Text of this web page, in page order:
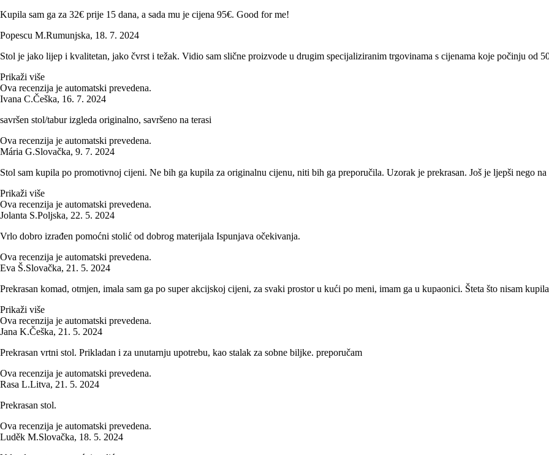
Kupila sam ga za 32€ prije 15 dana, a sada mu je cijena 95€. Good for me!
Popescu M.Rumunjska, 18. 7. 2024
Stol je jako lijep i kvalitetan, jako čvrst i težak. Vidio sam slične proizvode u drugim specijaliziranim trgovinama s cijenama koje počinju od
Prikaži više
Ova recenzija je automatski prevedena.
Ivana C.Češka, 16. 7. 2024
savršen stol/tabur izgleda originalno, savršeno na terasi
Ova recenzija je automatski prevedena.
Mária G.Slovačka, 9. 7. 2024
Stol sam kupila po promotivnoj cijeni. Ne bih ga kupila za originalnu cijenu, niti bih ga preporučila. Uzorak je prekrasan. Još je ljepši nego
Prikaži više
Ova recenzija je automatski prevedena.
Jolanta S.Poljska, 22. 5. 2024
Vrlo dobro izrađen pomoćni stolić od dobrog materijala Ispunjava očekivanja.
Ova recenzija je automatski prevedena.
Eva Š.Slovačka, 21. 5. 2024
Prekrasan komad, otmjen, imala sam ga po super akcijskoj cijeni, za svaki prostor u kući po meni, imam ga u kupaonici. Šteta što nisam
Prikaži više
Ova recenzija je automatski prevedena.
Jana K.Češka, 21. 5. 2024
Prekrasan vrtni stol. Prikladan i za unutarnju upotrebu, kao stalak za sobne biljke. preporučam
Ova recenzija je automatski prevedena.
Rasa L.Litva, 21. 5. 2024
Prekrasan stol.
Ova recenzija je automatski prevedena.
Luděk M.Slovačka, 18. 5. 2024